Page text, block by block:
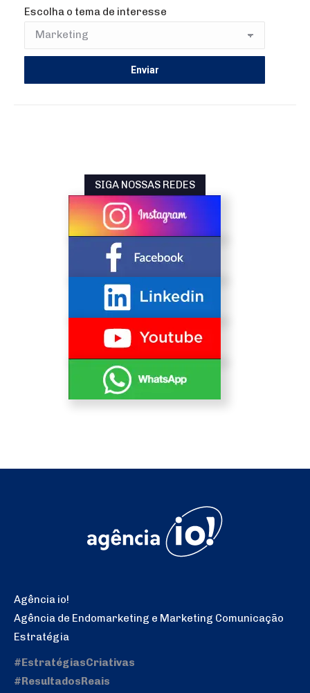
Escolha o tema de interesse
SIGA NOSSAS REDES
Agência io!
Agência de Endomarketing e Marketing Comunicação
Estratégia
#EstratégiasCriativas
#ResultadosReais